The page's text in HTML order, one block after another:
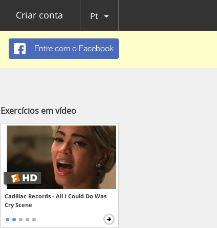
Criar conta Pt
Entre com o Facebook
Exercícios em vídeo
Cadillac Records - All I Could Do Was
Cry Scene